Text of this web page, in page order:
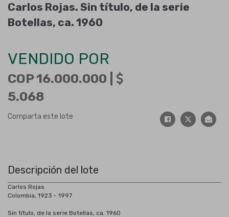
Carlos Rojas. Sin título, de la serie
Botellas, ca. 1960
VENDIDO POR
COP 16.000.000 |
5.068
Comparta este lote
Descripción del lote
Carlos Rojas
Colombia, 1923 - 1997
Sin título, de la serie Botellas, ca. 1960